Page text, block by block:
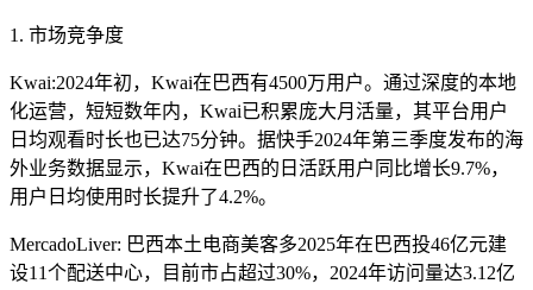
1. 市场竞争度
Kwai:2024年初，Kwai在巴西有4500万用户。通过深度的本地
化运营，短短数年内，Kwai已积累庞大月活量，其平台用户
日均观看时长也已达75分钟。据快手2024年第三季度发布的海
外业务数据显示，Kwai在巴西的日活跃用户同比增长9.7%，
用户日均使用时长提升了4.2%。
MercadoLiver: 巴西本土电商美客多2025年在巴西投46亿元建
设11个配送中心，目前市占超过30%，2024年访问量达3.12亿